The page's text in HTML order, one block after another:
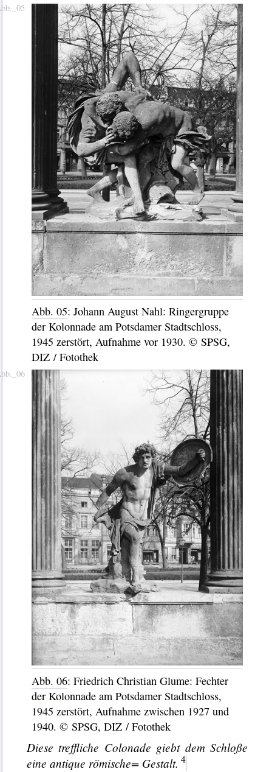
Abb. 05: Johann August Nahl: Ringergruppe
der Kolonnade am Potsdamer Stadtschloss,
1945 zerstört, Aufnahme vor 1930. © SPSG,
DIZ / Fotothek
Abb. 06: Friedrich Christian Glume: Fechter
der Kolonnade am Potsdamer Stadtschloss,
1945 zerstört, Aufnahme zwischen 1927 und
1940. © SPSG, DIZ / Fotothek
Diese treffliche Colonade giebt dem Schloße
eine antique römische= Gestalt.